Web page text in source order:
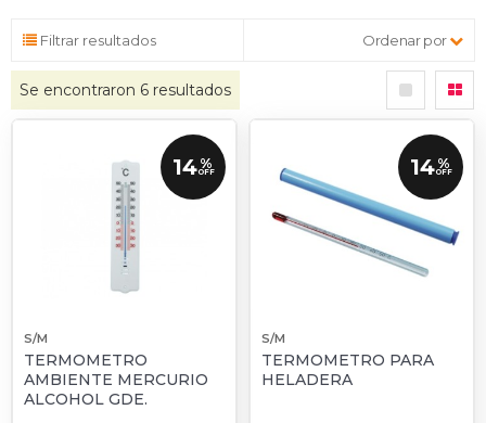
Filtrar resultados Ordenar por
Se encontraron 6 resultados
14 %
OFF
S/M
TERMOMETRO
AMBIENTE MERCURIO
ALCOHOL GDE.
14 %
OFF
S/M
TERMOMETRO PARA
HELADERA